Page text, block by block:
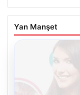
Yan Manşet